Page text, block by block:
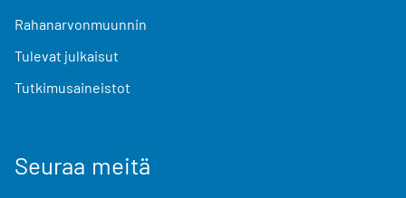
Rahanarvonmuunnin
Tulevat julkaisut
Tutkimusaineistot
Seuraa meitä